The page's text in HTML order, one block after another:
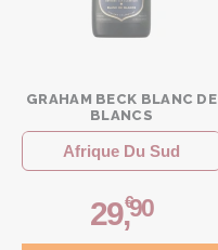
GRAHAM BECK BLANC DE
BLANCS
Afrique Du Sud
29
,€90